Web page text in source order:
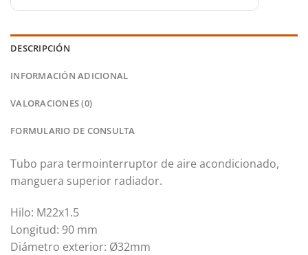
DESCRIPCIÓN
INFORMACIÓN ADICIONAL
VALORACIONES (0)
FORMULARIO DE CONSULTA
Tubo para termointerruptor de aire acondicionado,
manguera superior radiador.
Hilo: M22x1.5
Longitud: 90 mm
Diámetro exterior: Ø32mm